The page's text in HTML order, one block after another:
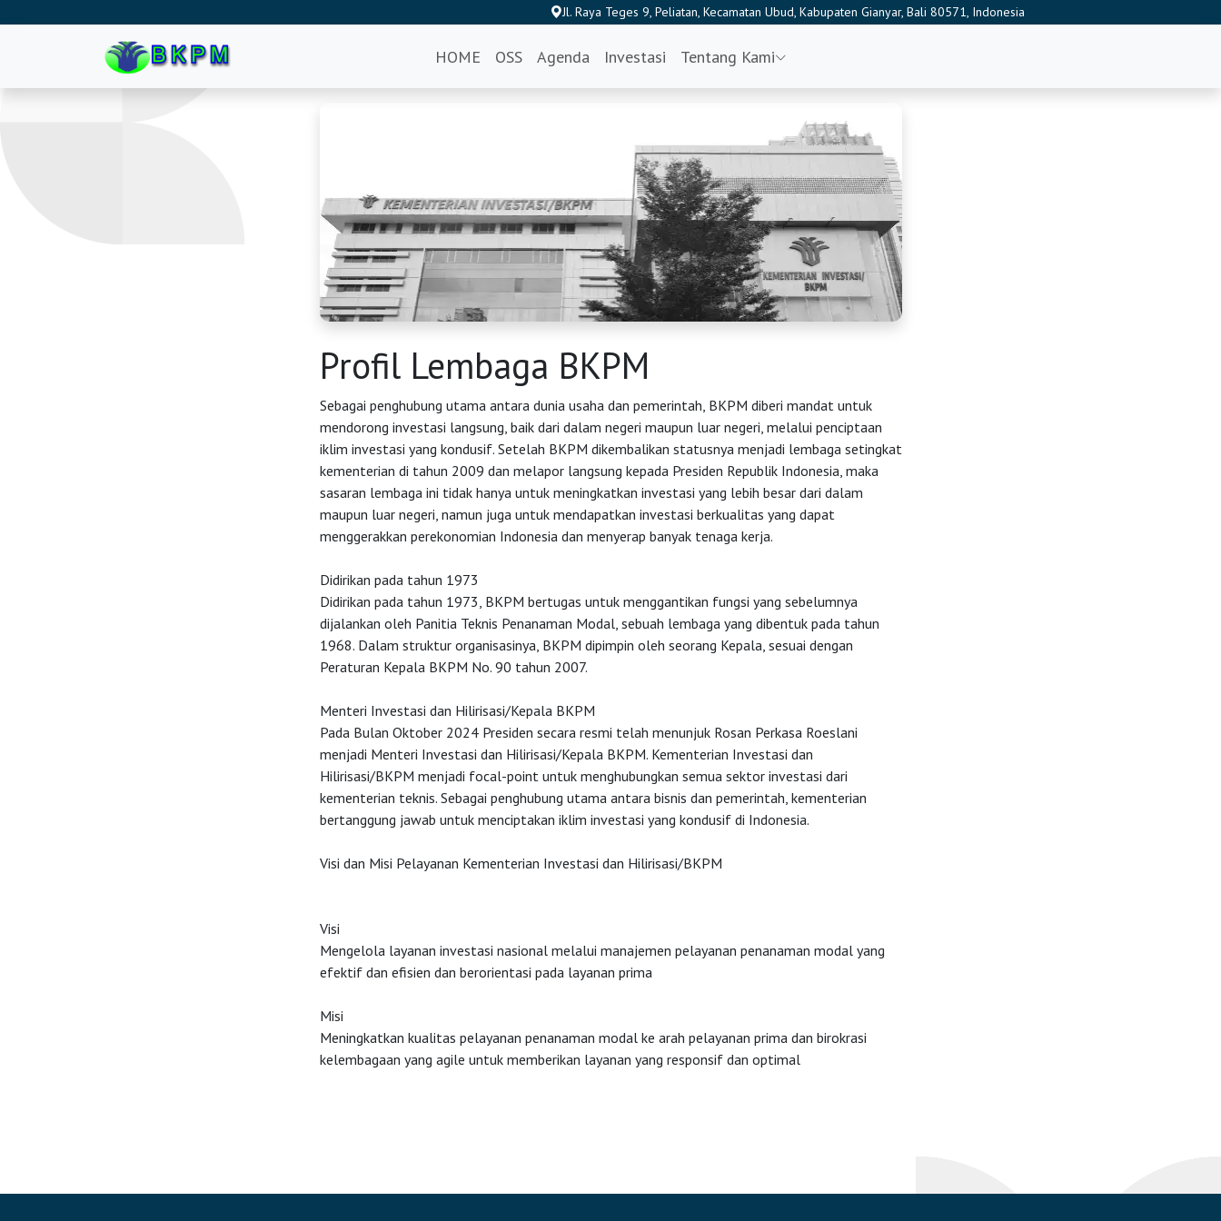
Jl. Raya Teges 9, Peliatan, Kecamatan Ubud, Kabupaten Gianyar, Bali 80571, Indonesia
HOME OSS Agenda Investasi Tentang Kami
Profil Lembaga BKPM
Sebagai penghubung utama antara dunia usaha dan pemerintah, BKPM diberi mandat untuk
mendorong investasi langsung, baik dari dalam negeri maupun luar negeri, melalui penciptaan
iklim investasi yang kondusif. Setelah BKPM dikembalikan statusnya menjadi lembaga setingkat
kementerian di tahun 2009 dan melapor langsung kepada Presiden Republik Indonesia, maka
sasaran lembaga ini tidak hanya untuk meningkatkan investasi yang lebih besar dari dalam
maupun luar negeri, namun juga untuk mendapatkan investasi berkualitas yang dapat
menggerakkan perekonomian Indonesia dan menyerap banyak tenaga kerja.
Didirikan pada tahun 1973
Didirikan pada tahun 1973, BKPM bertugas untuk menggantikan fungsi yang sebelumnya
dijalankan oleh Panitia Teknis Penanaman Modal, sebuah lembaga yang dibentuk pada tahun
1968. Dalam struktur organisasinya, BKPM dipimpin oleh seorang Kepala, sesuai dengan
Peraturan Kepala BKPM No. 90 tahun 2007.
Menteri Investasi dan Hilirisasi/Kepala BKPM
Pada Bulan Oktober 2024 Presiden secara resmi telah menunjuk Rosan Perkasa Roeslani
menjadi Menteri Investasi dan Hilirisasi/Kepala BKPM. Kementerian Investasi dan
Hilirisasi/BKPM menjadi focal-point untuk menghubungkan semua sektor investasi dari
kementerian teknis. Sebagai penghubung utama antara bisnis dan pemerintah, kementerian
bertanggung jawab untuk menciptakan iklim investasi yang kondusif di Indonesia.
Visi dan Misi Pelayanan Kementerian Investasi dan Hilirisasi/BKPM
Visi
Mengelola layanan investasi nasional melalui manajemen pelayanan penanaman modal yang
efektif dan efisien dan berorientasi pada layanan prima
Misi
Meningkatkan kualitas pelayanan penanaman modal ke arah pelayanan prima dan birokrasi
kelembagaan yang agile untuk memberikan layanan yang responsif dan optimal